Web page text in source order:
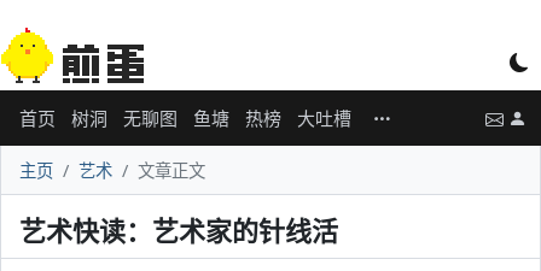
首页 树洞 无聊图 鱼塘 热榜 大吐槽
主页 艺术 文章正文
艺术快读：艺术家的针线活